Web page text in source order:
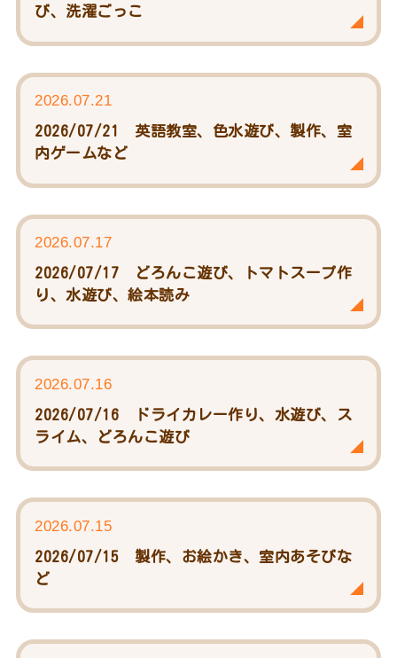
び、洗濯ごっこ
2026.07.21
2026/07/21 英語教室、色水遊び、製作、室
内ゲームなど
2026.07.17
2026/07/17 どろんこ遊び、トマトスープ作
り、水遊び、絵本読み
2026.07.16
2026/07/16 ドライカレー作り、水遊び、ス
ライム、どろんこ遊び
2026.07.15
2026/07/15 製作、お絵かき、室内あそびな
ど